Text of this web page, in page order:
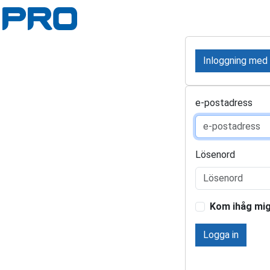
Inloggning med
e-postadress
Lösenord
Kom ihåg mig
Logga in